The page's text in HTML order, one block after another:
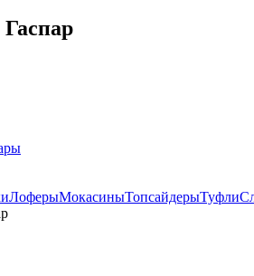
ЛоферыМокасиныТопсайдерыТуфли